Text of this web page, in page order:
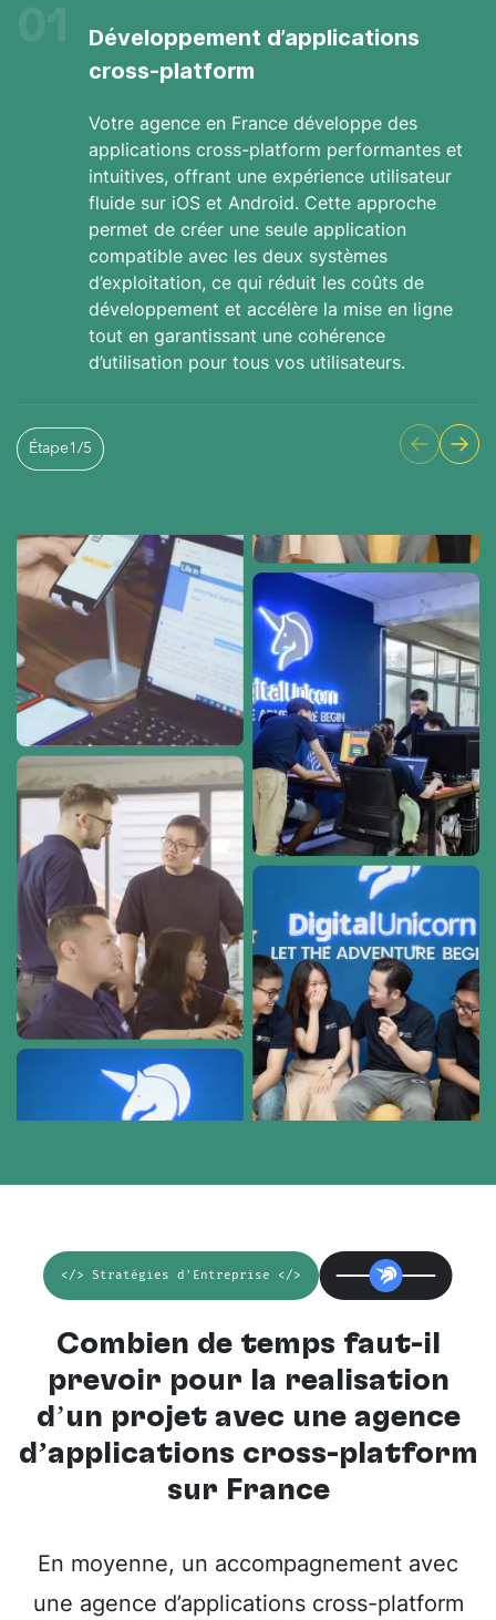
Développement d’applications
cross-platform
Votre agence en France développe des
applications cross-platform performantes et
intuitives, offrant une expérience utilisateur
fluide sur iOS et Android. Cette approche
permet de créer une seule application
compatible avec les deux systèmes
d’exploitation, ce qui réduit les coûts de
développement et accélère la mise en ligne
tout en garantissant une cohérence
d’utilisation pour tous vos utilisateurs.
Étape1 /5
</> Stratégies d'Entreprise </>
Combien de temps faut-il
prévoir pour la réalisation
d’un projet avec une agence
d’applications cross-platform
sur France
En moyenne, un accompagnement avec
une agence d’applications cross-platform